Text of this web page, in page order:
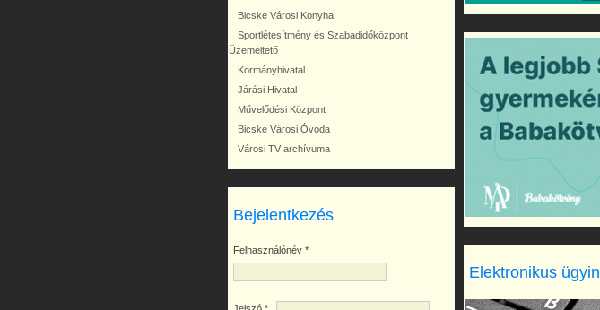
Bicske Városi Konyha
Sportlétesítmény és Szabadidőközpont
Üzemeltető
Kormányhivatal
Járási Hivatal
Művelődési Központ
Bicske Városi Óvoda
Városi TV archívuma
Bejelentkezés
Felhasználónév *
Elektronikus